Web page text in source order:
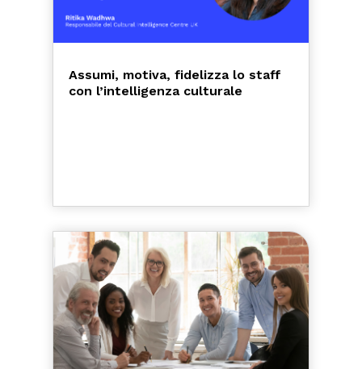
Assumi, motiva, fidelizza lo staff
con l’intelligenza culturale